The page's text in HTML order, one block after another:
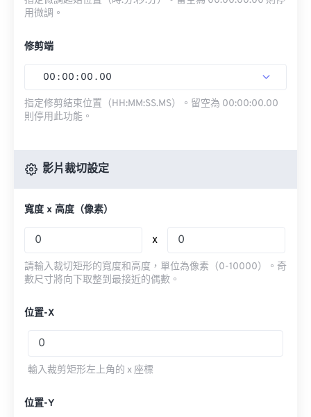
用微調。
修剪端
00 : 00 : 00 . 00
指定修剪結束位置（HH:MM:SS.MS）。留空為 00:00:00.00
則停用此功能。
影片裁切設定
寬度 x 高度（像素）
x
請輸入裁切矩形的寬度和高度，單位為像素（0-10000）。奇
數尺寸將向下取整到最接近的偶數。
位置-X
輸入裁剪矩形左上角的 x 座標
位置-Y